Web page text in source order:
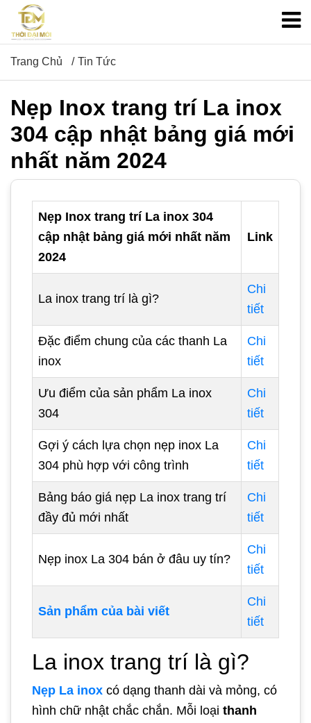
Trang Chủ Tin Tức
Nẹp Inox trang trí La inox
304 cập nhật bảng giá mới
nhất năm 2024
Nẹp Inox trang trí La inox 304
cập nhật bảng giá mới nhất năm
2024
Link
La inox trang trí là gì?
Chi
tiết
Đặc điểm chung của các thanh La
inox
Chi
tiết
Ưu điểm của sản phẩm La inox
304
Chi
tiết
Gợi ý cách lựa chọn nẹp inox La
304 phù hợp với công trình
Chi
tiết
Bảng báo giá nẹp La inox trang trí
đầy đủ mới nhất
Chi
tiết
Nẹp inox La 304 bán ở đâu uy tín?
Chi
tiết
Sản phẩm của bài viết
Chi
tiết
La inox trang trí là gì?
Nẹp La inox có dạng thanh dài và mỏng, có
hình chữ nhật chắc chắn. Mỗi loại thanh